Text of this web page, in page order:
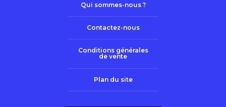
Qui sommes-nous ?
Contactez-nous
Conditions générales
de vente
Plan du site